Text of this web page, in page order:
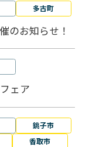
多古町
のお知らせ！
ェア
銚子市
香取市